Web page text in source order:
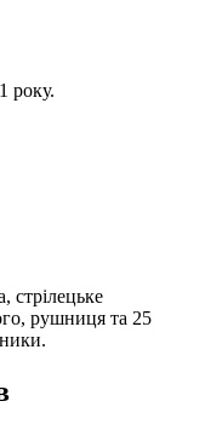
року.
стрілецьке
рушниця та 25